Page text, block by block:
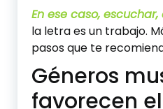
En ese caso,
la letra es un trabajo.
pasos que te
Géneros
favorecen el